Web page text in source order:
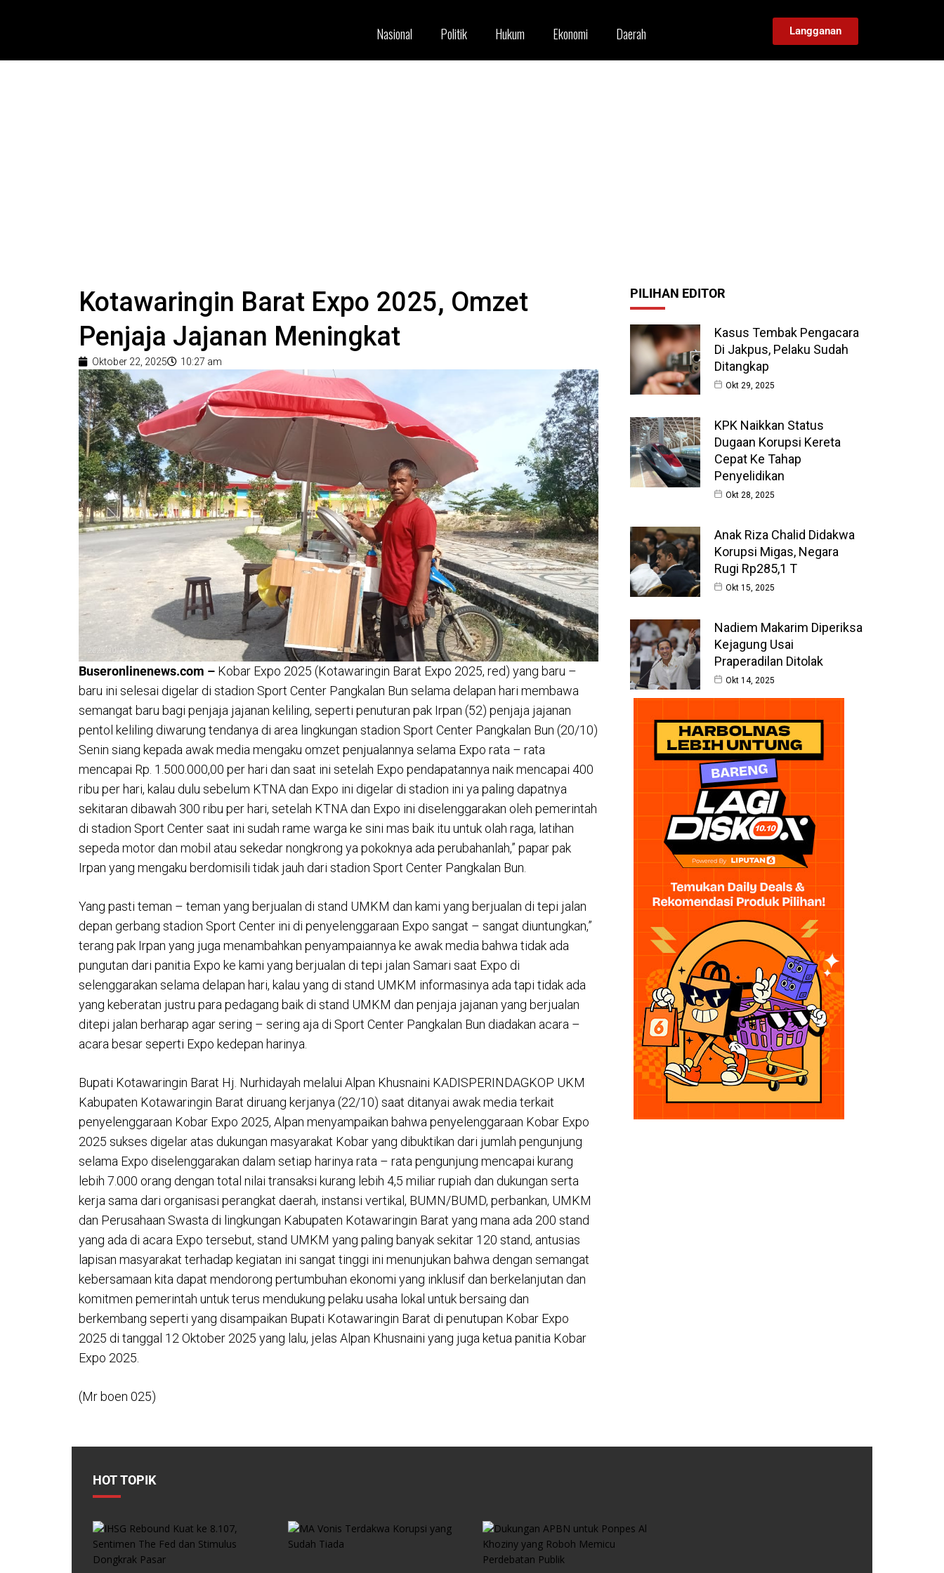
Nasional Politik Hukum Ekonomi Daerah Langganan
Kotawaringin Barat Expo 2025, Omzet
Penjaja Jajanan Meningkat
Oktober 22, 2025 10:27 am
Buseronlinenews.com – Kobar Expo 2025 (Kotawaringin Barat Expo 2025, red) yang baru –
baru ini selesai digelar di stadion Sport Center Pangkalan Bun selama delapan hari membawa
semangat baru bagi penjaja jajanan keliling, seperti penuturan pak Irpan (52) penjaja jajanan
pentol keliling diwarung tendanya di area lingkungan stadion Sport Center Pangkalan Bun (20/10)
Senin siang kepada awak media mengaku omzet penjualannya selama Expo rata – rata
mencapai Rp. 1.500.000,00 per hari dan saat ini setelah Expo pendapatannya naik mencapai 400
ribu per hari, kalau dulu sebelum KTNA dan Expo ini digelar di stadion ini ya paling dapatnya
sekitaran dibawah 300 ribu per hari, setelah KTNA dan Expo ini diselenggarakan oleh pemerintah
di stadion Sport Center saat ini sudah rame warga ke sini mas baik itu untuk olah raga, latihan
sepeda motor dan mobil atau sekedar nongkrong ya pokoknya ada perubahanlah,” papar pak
Irpan yang mengaku berdomisili tidak jauh dari stadion Sport Center Pangkalan Bun.
Yang pasti teman – teman yang berjualan di stand UMKM dan kami yang berjualan di tepi jalan
depan gerbang stadion Sport Center ini di penyelenggaraan Expo sangat – sangat diuntungkan,”
terang pak Irpan yang juga menambahkan penyampaiannya ke awak media bahwa tidak ada
pungutan dari panitia Expo ke kami yang berjualan di tepi jalan Samari saat Expo di
selenggarakan selama delapan hari, kalau yang di stand UMKM informasinya ada tapi tidak ada
yang keberatan justru para pedagang baik di stand UMKM dan penjaja jajanan yang berjualan
ditepi jalan berharap agar sering – sering aja di Sport Center Pangkalan Bun diadakan acara –
acara besar seperti Expo kedepan harinya.
Bupati Kotawaringin Barat Hj. Nurhidayah melalui Alpan Khusnaini KADISPERINDAGKOP UKM
Kabupaten Kotawaringin Barat diruang kerjanya (22/10) saat ditanyai awak media terkait
penyelenggaraan Kobar Expo 2025, Alpan menyampaikan bahwa penyelenggaraan Kobar Expo
2025 sukses digelar atas dukungan masyarakat Kobar yang dibuktikan dari jumlah pengunjung
selama Expo diselenggarakan dalam setiap harinya rata – rata pengunjung mencapai kurang
lebih 7.000 orang dengan total nilai transaksi kurang lebih 4,5 miliar rupiah dan dukungan serta
kerja sama dari organisasi perangkat daerah, instansi vertikal, BUMN/BUMD, perbankan, UMKM
dan Perusahaan Swasta di lingkungan Kabupaten Kotawaringin Barat yang mana ada 200 stand
yang ada di acara Expo tersebut, stand UMKM yang paling banyak sekitar 120 stand, antusias
lapisan masyarakat terhadap kegiatan ini sangat tinggi ini menunjukan bahwa dengan semangat
kebersamaan kita dapat mendorong pertumbuhan ekonomi yang inklusif dan berkelanjutan dan
komitmen pemerintah untuk terus mendukung pelaku usaha lokal untuk bersaing dan
berkembang seperti yang disampaikan Bupati Kotawaringin Barat di penutupan Kobar Expo
2025 di tanggal 12 Oktober 2025 yang lalu, jelas Alpan Khusnaini yang juga ketua panitia Kobar
Expo 2025.
(Mr boen 025)
PILIHAN EDITOR
Kasus Tembak Pengacara
Di Jakpus, Pelaku Sudah
Ditangkap
Okt 29, 2025
KPK Naikkan Status
Dugaan Korupsi Kereta
Cepat Ke Tahap
Penyelidikan
Okt 28, 2025
Anak Riza Chalid Didakwa
Korupsi Migas, Negara
Rugi Rp285,1 T
Okt 15, 2025
Nadiem Makarim Diperiksa
Kejagung Usai
Praperadilan Ditolak
Okt 14, 2025
HOT TOPIK